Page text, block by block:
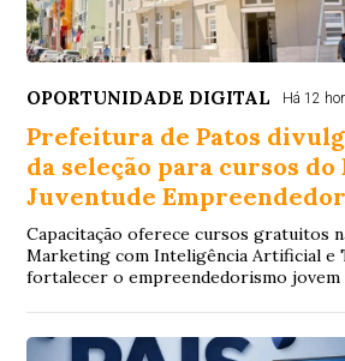
OPORTUNIDADE DIGITAL Há 12
Prefeitura de Patos
da seleção para cursos
Juventude
Capacitação oferece cursos gratuitos
Marketing com Inteligência Artificial e
fortalecer o empreendedorismo jovem